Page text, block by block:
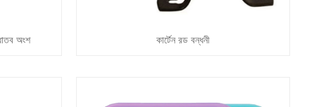
অংশ কার্টেন রড বন্ধনী